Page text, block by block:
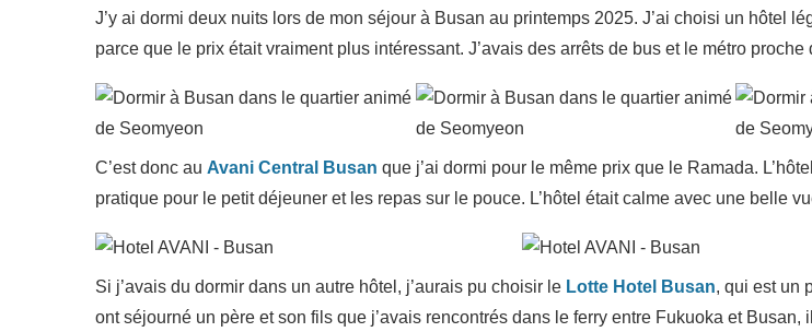
J’y ai dormi deux nuits lors de mon séjour à Busan au printemps 2025. J’ai choisi un hôtel
parce que le prix était vraiment plus intéressant. J’avais des arrêts de bus et le métro proche
C’est donc au Avani Central Busan que j’ai dormi pour le même prix que le Ramada.
pratique pour le petit déjeuner et les repas sur le pouce. L’hôtel était calme avec une belle
Si j’avais du dormir dans un autre hôtel, j’aurais pu choisir le Lotte Hotel Busan, qui est un
ont séjourné un père et son fils que j’avais rencontrés dans le ferry entre Fukuoka et